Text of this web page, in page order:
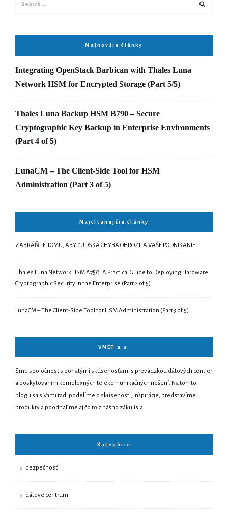
Najnovšie články
Integrating OpenStack Barbican with Thales Luna
Network HSM for Encrypted Storage (Part 5/5)
Thales Luna Backup HSM B790 – Secure
Cryptographic Key Backup in Enterprise Environments
(Part 4 of 5)
LunaCM – The Client-Side Tool for HSM
Administration (Part 3 of 5)
Najčítanejšie články
ZABRÁŇTE TOMU, ABY ĽUDSKÁ CHYBA OHROZILA VAŠE PODNIKANIE
Thales Luna Network HSM A750: A Practical Guide to Deploying Hardware
Cryptographic Security in the Enterprise (Part 2 of 5)
LunaCM – The Client-Side Tool for HSM Administration (Part 3 of 5)
VNET a.s.
Sme spoločnosť s bohatými skúsenosťami s prevádzkou dátových centier
a poskytovaním komplexných telekomunikačných riešení. Na tomto
blogu sa s Vami radi podelíme o skúsenosti, inšpirácie, predstavíme
produkty a poodhalíme aj čo to z nášho zákulisia.
Kategórie
bezpečnosť
dátové centrum